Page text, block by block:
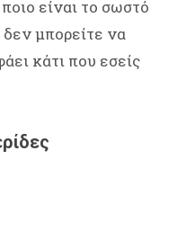
είναι το σωστό
δεν μπορείτε να
κάτι που εσείς